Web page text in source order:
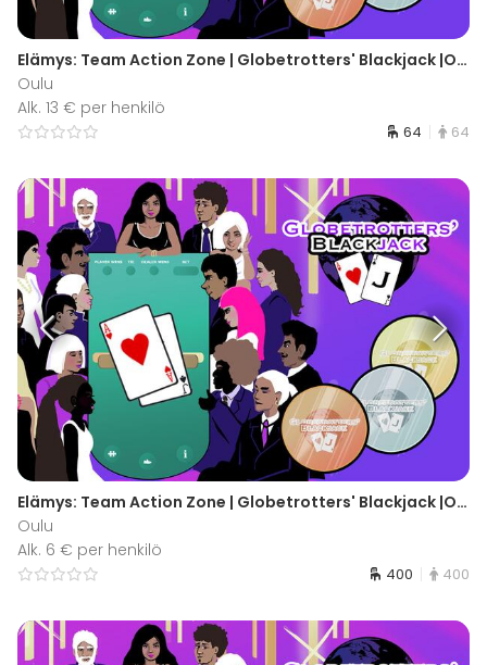
Elämys: Team Action Zone | Globetrotters' Blackjack |Oulu
Oulu
Alk. 13 € per henkilö
64 64
Elämys: Team Action Zone | Globetrotters' Blackjack |Oulu
Oulu
Alk. 6 € per henkilö
400 400